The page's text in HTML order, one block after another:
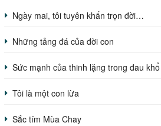
Ngày mai, tôi tuyên khấn trọn đời…
Những tảng đá của đời con
Sức mạnh của thinh lặng trong đau khổ
Tôi là một con lừa
Sắc tím Mùa Chay